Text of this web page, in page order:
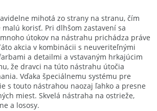
mihotá zo strany na stranu, čím
korisť. Pri dlhšom zastavení sa
útokov na nástrahu prichádza práve
akcia v kombinácii s neuveriteľnými
a detailmi a vstavaným hrkajúcim
že dravci na túto nástrahu útočia
Vďaka špeciálnemu systému pre
s touto nástrahou naozaj ľahko a presne
miest. Skvelá nástraha na ostrieže,
a lososy.